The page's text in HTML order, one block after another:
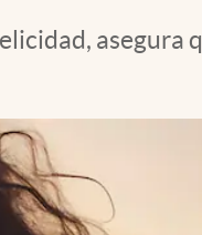
asegura